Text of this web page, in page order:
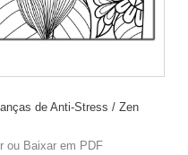
de Anti-Stress / Zen
ou Baixar em PDF